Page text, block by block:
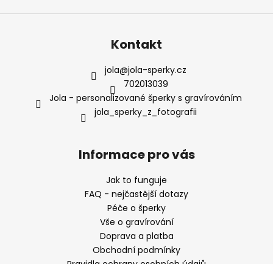
Kontakt
jola@jola-sperky.cz
702013039
Jola - personalizované šperky s gravírováním
jola_sperky_z_fotografii
Informace pro vás
Jak to funguje
FAQ - nejčastější dotazy
Péče o šperky
Vše o gravírování
Doprava a platba
Obchodní podmínky